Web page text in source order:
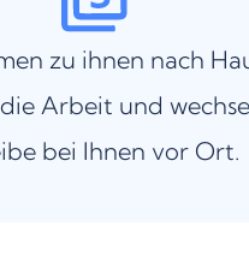
zu ihnen nach
Arbeit und
bei Ihnen vor Ort.